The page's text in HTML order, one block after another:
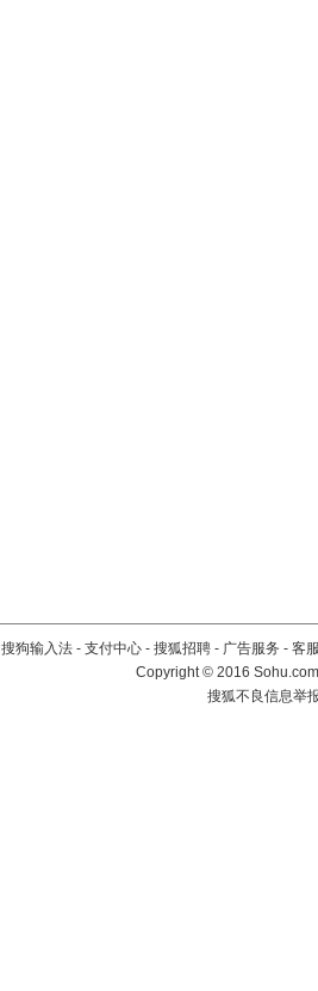
搜狗输入法 - 支付中心 - 搜狐招聘 - 广告服务 - 客
Copyright©2016
搜狐不良信息举